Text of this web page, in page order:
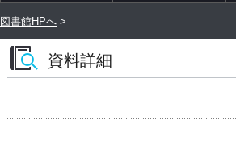
図書館HPへ >
資料詳細